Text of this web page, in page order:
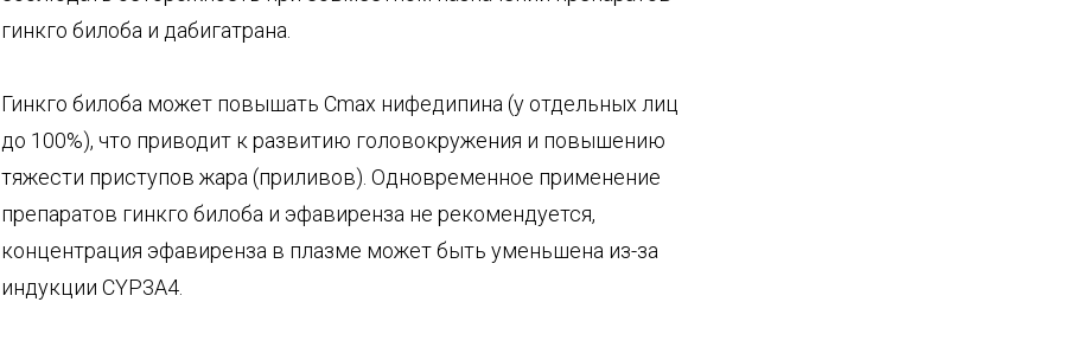
гинкго билоба и дабигатрана.
Гинкго билоба может повышать Сmax нифедипина (у отдельных лиц
до 100%), что приводит к развитию головокружения и повышению
тяжести приступов жара (приливов). Одновременное применение
препаратов гинкго билоба и эфавиренза не рекомендуется,
концентрация эфавиренза в плазме может быть уменьшена из-за
индукции CYP3A4.